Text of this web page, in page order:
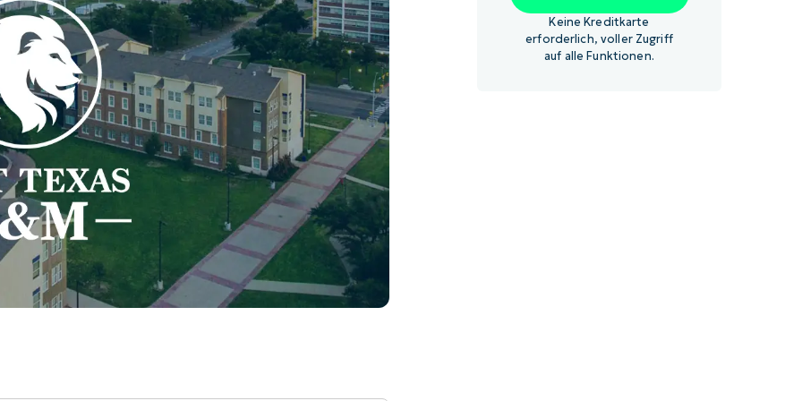
ANSEHEN
PRODUKT-
ANSEHEN
ANSEHEN
ANSEHEN
Keine Kreditkarte
erforderlich, voller Zugriff
auf alle Funktionen.